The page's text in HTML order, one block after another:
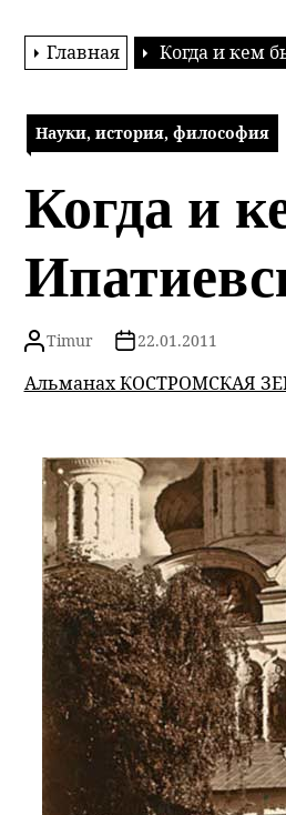
Главная Когда и кем
Науки, история, философия
Когда и
Timur 22.01.2011
Альманах КОСТРОМСКАЯ